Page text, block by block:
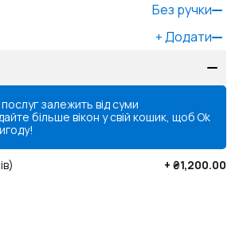
Без ручки
+Додати
послуг залежить від суми
більше вікон у свій кошик, щобOk
+ ₴1,200.00